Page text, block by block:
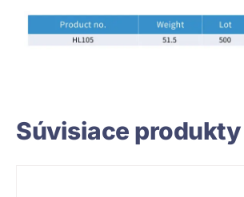
Súvisiace produkty